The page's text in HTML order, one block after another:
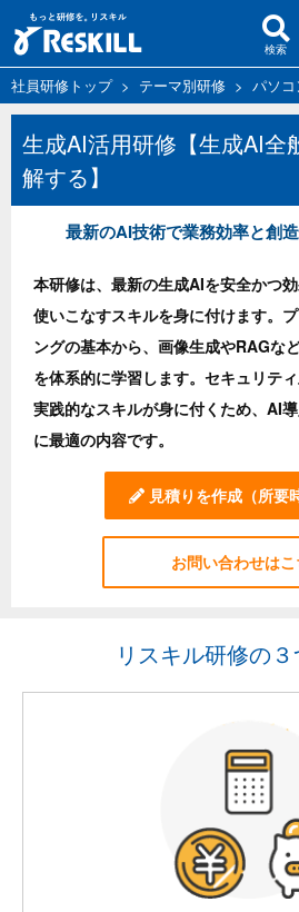
検索
社員研修トップ> テーマ別研修 > パソ
生成AI活用研修【生成AI全
解する】
最新のAI技術で業務効率と創
本研修は、最新の生成AIを安全かつ
使いこなすスキルを身に付けます。
ングの基本から、画像生成やRAGな
を体系的に学習します。セキュリテ
実践的なスキルが身に付くため、AI
に最適の内容です。
見積りを作成 （所要
お問い合わせは
リスキル研修の